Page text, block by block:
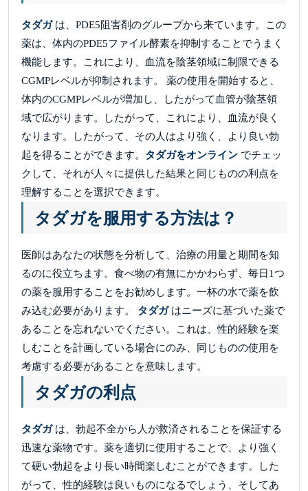
タダガ は、PDE5阻害剤のグループから来ています。この
薬は、体内のPDE5ファイル酵素を抑制することでうまく
機能します。これにより、血流を陰茎領域に制限できる
CGMPレベルが抑制されます。 薬の使用を開始すると、
体内のCGMPレベルが増加し、したがって血管が陰茎領
域で広がります。したがって、これにより、血流が良く
なります。したがって、その人はより強く、より良い勃
起を得ることができます。 タダガをオンライン でチェッ
クして、それが人々に提供した結果と同じものの利点を
理解することを選択できます。
タダガを服用する方法は？
医師はあなたの状態を分析して、治療の用量と期間を知
るのに役立ちます。食べ物の有無にかかわらず、毎日1つ
の薬を服用することをお勧めします。一杯の水で薬を飲
み込む必要があります。 タダガ はニーズに基づいた薬で
あることを忘れないでください。これは、性的経験を楽
しむことを計画している場合にのみ、同じものの使用を
考慮する必要があることを意味します。
タダガの利点
タダガ は、勃起不全から人が救済されることを保証する
迅速な薬物です。薬を適切に使用することで、より強く
て硬い勃起をより長い時間楽しむことができます。した
がって、性的経験は良いものになるでしょう、そしてあ